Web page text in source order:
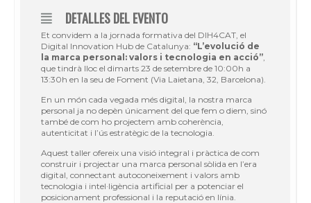
DETALLES DEL EVENTO
Et convidem a la jornada formativa del DIH4CAT, el
Digital Innovation Hub de Catalunya: “L’evolució de
la marca personal: valors i tecnologia en acció”
que tindrà lloc el dimarts 23 de setembre de 10:00h a
13:30h en la seu de Foment (Via Laietana, 32, Barcelona).
En un món cada vegada més digital, la nostra marca
personal ja no depèn únicament del que fem o diem, sinó
també de com ho projectem amb coherència,
autenticitat i l’ús estratègic de la tecnologia.
Aquest taller ofereix una visió integral i pràctica de com
construir i projectar una marca personal sòlida en l’era
digital, connectant autoconeixement i valors amb
tecnologia i intel·ligència artificial per a potenciar el
posicionament professional i la reputació en línia.